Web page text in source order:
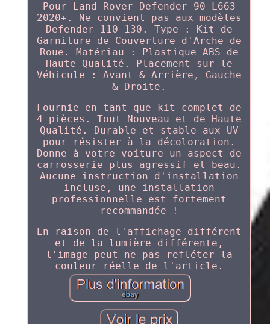
Pour Land Rover Defender 90 L663
2020+. Ne convient pas aux modèles
Defender 110 130. Type : Kit de
Garniture de Couverture d'Arche de
Roue. Matériau : Plastique ABS de
Haute Qualité. Placement sur le
Véhicule : Avant & Arrière, Gauche
& Droite.
Fournie en tant que kit complet de
4 pièces. Tout Nouveau et de Haute
Qualité. Durable et stable aux UV
pour résister à la décoloration.
Donne à votre voiture un aspect de
carrosserie plus agressif et beau.
Aucune instruction d'installation
incluse, une installation
professionnelle est fortement
recommandée !
En raison de l'affichage différent
et de la lumière différente,
l'image peut ne pas refléter la
couleur réelle de l'article.